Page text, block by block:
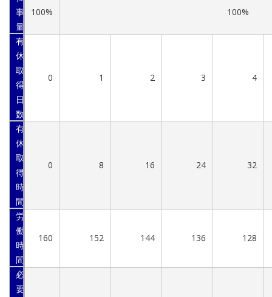
事
量
100% 100%
有
休
取
得
日
数
0 1 2 3 4
有
休
取
得
時
間
0 8 16 24 32
労
働
時
間
160 152 144 136 128
必
要